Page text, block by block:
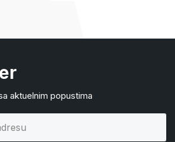
aktuelnim popustima